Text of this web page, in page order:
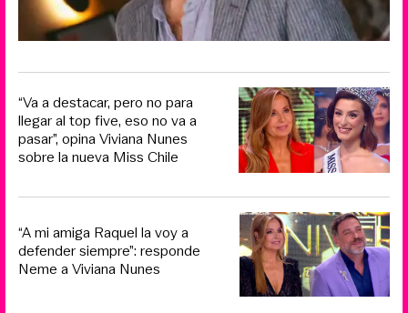
“Va a destacar, pero no para
llegar al top five, eso no va a
pasar”, opina Viviana Nunes
sobre la nueva Miss Chile
“A mi amiga Raquel la voy a
defender siempre”: responde
Neme a Viviana Nunes